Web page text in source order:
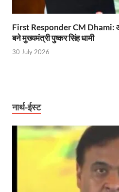
Jan-Jan Ki
Ankita
Uttarakhandi
PM Adarsh
Rabri Devi
Nainital Winter
First Responder CM Dhami:
बने मुख्यमंत्री पुष्कर सिंह धामी
30 July 2026
नार्थ-ईस्ट